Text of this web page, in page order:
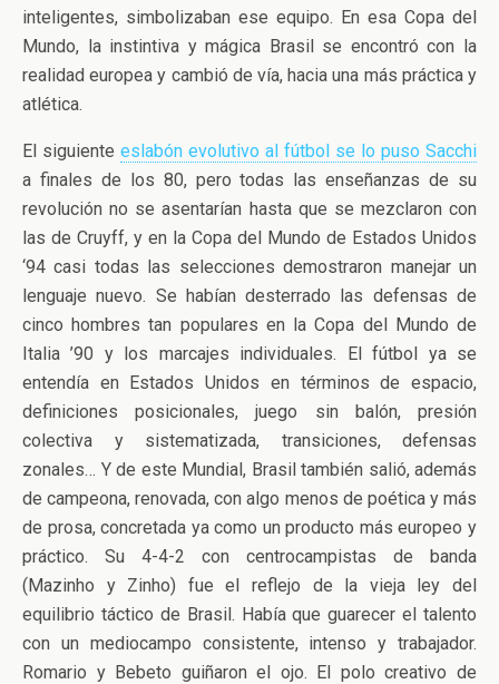
inteligentes, simbolizaban ese equipo. En esa Copa del
Mundo, la instintiva y mágica Brasil se encontró con la
realidad europea y cambió de vía, hacia una más práctica y
atlética.
El siguiente eslabón evolutivo al fútbol se lo puso Sacchi
a finales de los 80, pero todas las enseñanzas de su
revolución no se asentarían hasta que se mezclaron con
las de Cruyff, y en la Copa del Mundo de Estados Unidos
‘94 casi todas las selecciones demostraron manejar un
lenguaje nuevo. Se habían desterrado las defensas de
cinco hombres tan populares en la Copa del Mundo de
Italia ’90 y los marcajes individuales. El fútbol ya se
entendía en Estados Unidos en términos de espacio,
definiciones posicionales, juego sin balón, presión
colectiva y sistematizada, transiciones, defensas
zonales… Y de este Mundial, Brasil también salió, además
de campeona, renovada, con algo menos de poética y más
de prosa, concretada ya como un producto más europeo y
práctico. Su 4-4-2 con centrocampistas de banda
(Mazinho y Zinho) fue el reflejo de la vieja ley del
equilibrio táctico de Brasil. Había que guarecer el talento
con un mediocampo consistente, intenso y trabajador.
Romario y Bebeto guiñaron el ojo. El polo creativo de